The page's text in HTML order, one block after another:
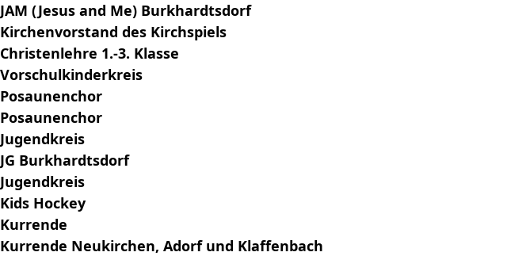
JAM (Jesus and Me) Burkhardtsdorf
Kirchenvorstand des Kirchspiels
Christenlehre 1.-3. Klasse
Vorschulkinderkreis
Posaunenchor
Posaunenchor
Jugendkreis
JG Burkhardtsdorf
Jugendkreis
Kids Hockey
Kurrende
Kurrende Neukirchen, Adorf und Klaffenbach